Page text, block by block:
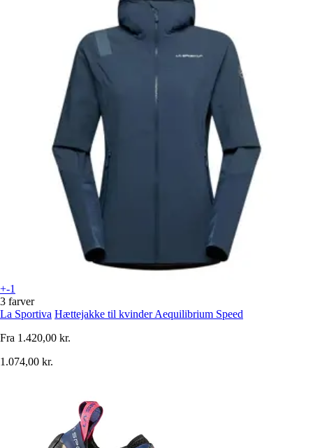
+-1
3 farver
La Sportiva Hættejakke til kvinder Aequilibrium Speed
Fra 1.420,00 kr.
1.074,00 kr.